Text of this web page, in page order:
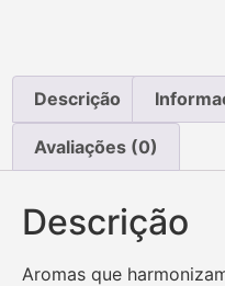
Descrição
Avaliações (0)
Descrição
Aromas que